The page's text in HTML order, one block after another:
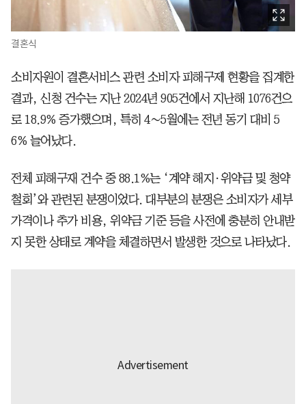
결혼식
소비자원이 결혼서비스 관련 소비자 피해구제 현황을 집계한
결과, 신청 건수는 지난 2024년 905건에서 지난해 1076건으
로 18.9% 증가했으며, 특히 4∼5월에는 전년 동기 대비 5
6% 늘어났다.
전체 피해구재 건수 중 88.1%는 ‘계약 해지·위약금 및 청약
철회’와 관련된 분쟁이었다. 대부분의 분쟁은 소비자가 세부
가격이나 추가 비용, 위약금 기준 등을 사전에 충분히 안내받
지 못한 상태로 계약을 체결하면서 발생한 것으로 나타났다.